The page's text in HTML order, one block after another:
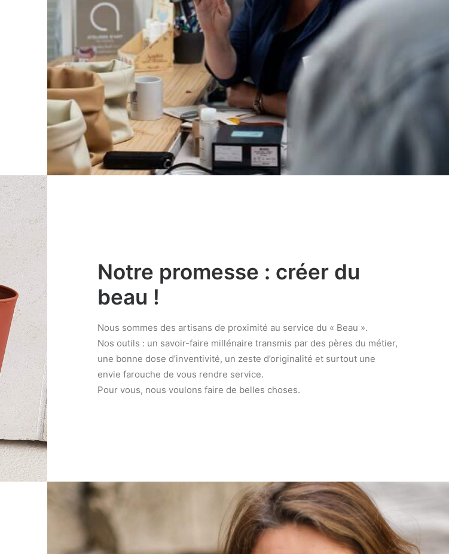
Notre promesse : créer du
beau !
Nous sommes des artisans de proximité au service du « Beau ».
Nos outils : un savoir-faire millénaire transmis par des pères du métier,
une bonne dose d’inventivité, un zeste d’originalité et surtout une
envie farouche de vous rendre service.
Pour vous, nous voulons faire de belles choses.